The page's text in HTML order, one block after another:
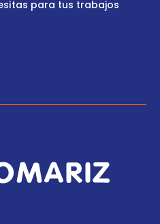
para tus trabajos